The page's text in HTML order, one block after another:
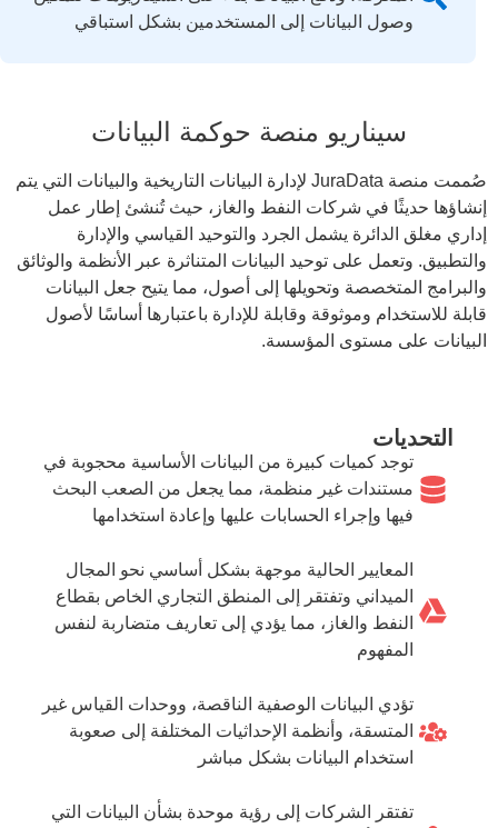
وصول البيانات إلى المستخدمين بشكل استباقي
سيناريو منصة حوكمة البيانات
صُممت منصة JuraData لإدارة البيانات التاريخية والبيانات التي يتم
إنشاؤها حديثًا في شركات النفط والغاز، حيث تُنشئ إطار عمل
إداري مغلق الدائرة يشمل الجرد والتوحيد القياسي والإدارة
والتطبيق. وتعمل على توحيد البيانات المتناثرة عبر الأنظمة والوثائق
والبرامج المتخصصة وتحويلها إلى أصول، مما يتيح جعل البيانات
قابلة للاستخدام وموثوقة وقابلة للإدارة باعتبارها أساسًا لأصول
البيانات على مستوى المؤسسة.
التحديات
توجد كميات كبيرة من البيانات الأساسية محجوبة في
مستندات غير منظمة، مما يجعل من الصعب البحث
فيها وإجراء الحسابات عليها وإعادة استخدامها
المعايير الحالية موجهة بشكل أساسي نحو المجال
الميداني وتفتقر إلى المنطق التجاري الخاص بقطاع
النفط والغاز، مما يؤدي إلى تعاريف متضاربة لنفس
المفهوم
تؤدي البيانات الوصفية الناقصة، ووحدات القياس غير
المتسقة، وأنظمة الإحداثيات المختلفة إلى صعوبة
استخدام البيانات بشكل مباشر
تفتقر الشركات إلى رؤية موحدة بشأن البيانات التي